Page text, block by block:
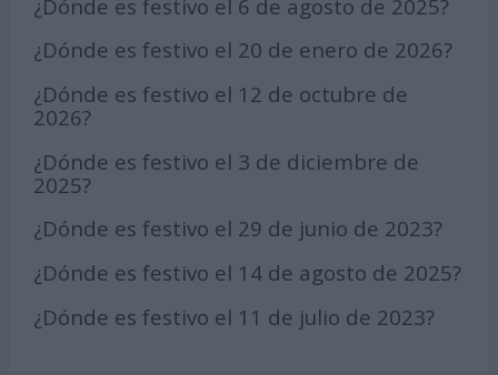
¿Dónde es festivo el 6 de agosto de 2025?
¿Dónde es festivo el 20 de enero de 2026?
¿Dónde es festivo el 12 de octubre de
2026?
¿Dónde es festivo el 3 de diciembre de
2025?
¿Dónde es festivo el 29 de junio de 2023?
¿Dónde es festivo el 14 de agosto de 2025?
¿Dónde es festivo el 11 de julio de 2023?